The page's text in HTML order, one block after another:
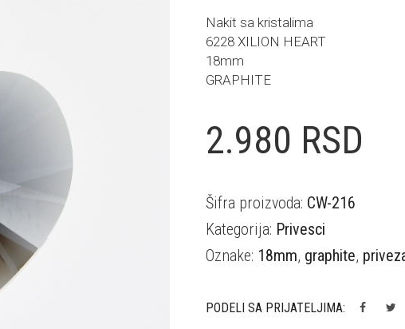
Nakit sa kristalima
6228 XILION HEART
18mm
GRAPHITE
2.980 RSD
Šifra proizvoda: CW-216
Kategorija: Privesci
Oznake: 18mm, graphite,
PODELI SA PRIJATELJIMA: